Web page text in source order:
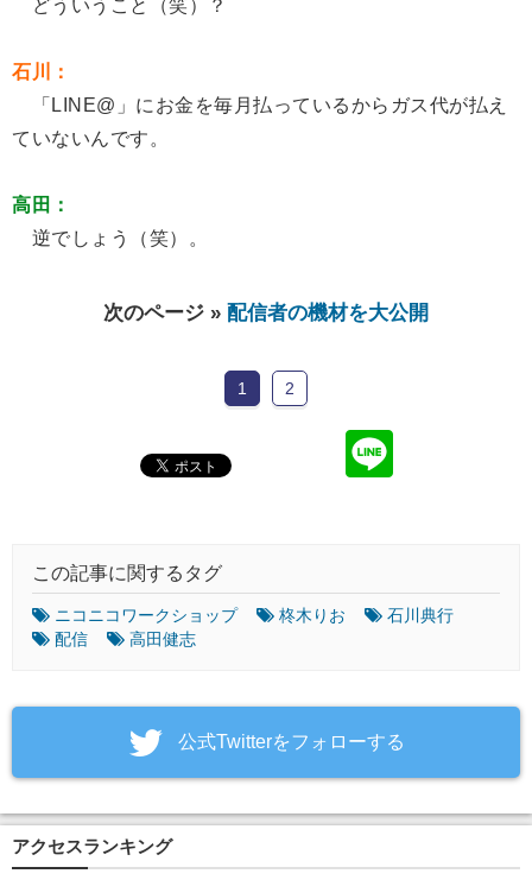
どういうこと（笑）？
石川：
「LINE@」にお金を毎月払っているからガス代が払え
ていないんです。
高田：
逆でしょう（笑）。
次のページ » 配信者の機材を大公開
1 2
この記事に関するタグ
ニコニコワークショップ 柊木りお
石川典行
配信
高田健志
‎公式Twitterをフォローする
アクセスランキング